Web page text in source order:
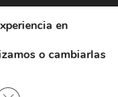
en
o cambiarlas